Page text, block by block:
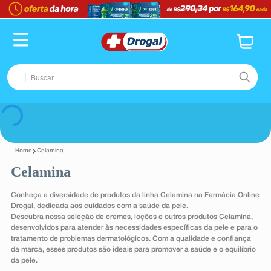
Buscar
Celamina
Celamina
Conheça a diversidade de produtos da linha Celamina na Farmácia Online
Drogal, dedicada aos cuidados com a saúde da pele.
Descubra nossa seleção de cremes, loções e outros produtos Celamina,
desenvolvidos para atender às necessidades específicas da pele e para o
tratamento de problemas dermatológicos. Com a qualidade e confiança
da marca, esses produtos são ideais para promover a saúde e o equilíbrio
da pele.
TERMOS MAIS BUSCADOS
1º fralda
2º pampers confort sec max
3º dipirona
4º lenço umedecido
6º minoxidil
7
desodorante
8º teste gravidez
9º esmalte
10ºabsorvente
TERMOS MAIS BUSCADOS
2º pampers confort sec max
3º dipirona
4º lenço umedecido
5º tadalafila
6º minoxidil
7º desodorante